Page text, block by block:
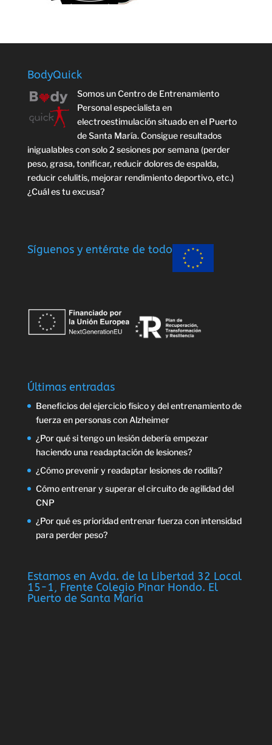
BodyQuick
Somos un Centro de Entrenamiento
Personal especialista en
electroestimulación situado en el Puerto
de Santa María. Consigue resultados
inigualables con solo 2 sesiones por semana (perder
peso, grasa, tonificar, reducir dolores de espalda,
reducir celulitis, mejorar rendimiento deportivo, etc.)
¿Cuál es tu excusa?
Síguenos y entérate de todo
Últimas entradas
Beneficios del ejercicio físico y del entrenamiento de
fuerza en personas con Alzheimer
¿Por qué si tengo un lesión debería empezar
haciendo una readaptación de lesiones?
¿Cómo prevenir y readaptar lesiones de rodilla?
Cómo entrenar y superar el circuito de agilidad del
CNP
¿Por qué es prioridad entrenar fuerza con intensidad
para perder peso?
Estamos en Avda. de la Libertad 32 Local
15-1, Frente Colegio Pinar Hondo. El
Puerto de Santa María